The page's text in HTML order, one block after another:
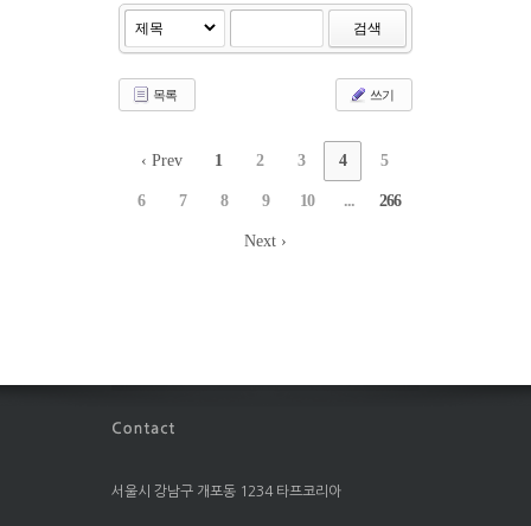
검색
목록 쓰기
‹ Prev 1 2 3 4 5
6 7 8 9 10 ... 266
Next ›
서울시 강남구 개포동 1234 타프코리아